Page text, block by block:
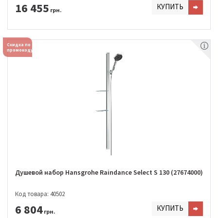
16 455 грн. КУПИТЬ
Скидка по
промокоду
Душевой набор Hansgrohe Raindance Select S 130 (27674000)
Код товара: 40502
6 804 грн. КУПИТЬ